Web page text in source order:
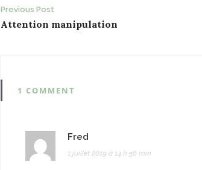
Post
navigation
Previous Post
Attention manipulation
1 COMMENT
Fred
1 juillet 2019 à 14 h 56 min